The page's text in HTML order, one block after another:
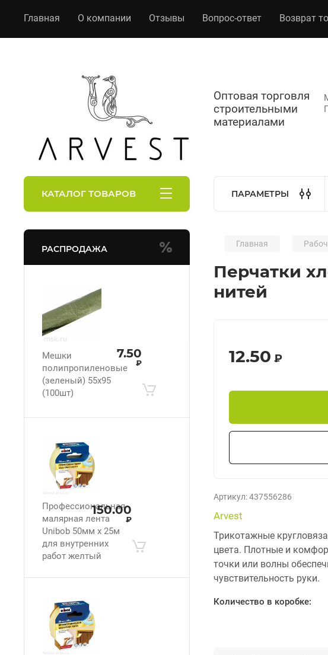
Главная О компании Отзывы Вопрос-ответ Возврат
Оптовая торговля
строительными
материалами
КАТАЛОГ ТОВАРОВ ПАРАМЕТРЫ
РАСПРОДАЖА
Мешки
полипропиленовые
(зеленый) 55х95
(100шт)
7.50
₽
Профессиональная
малярная лента
Unibob 50мм х 25м
для внутренних
работ желтый
150.00
₽
Главная
Перчатки
нитей
12.50 ₽
Артикул:437556286
Arvest
Трикотажные
цвета. Плотные и
точки или волны
чувствительность руки.
Количество в коробке: